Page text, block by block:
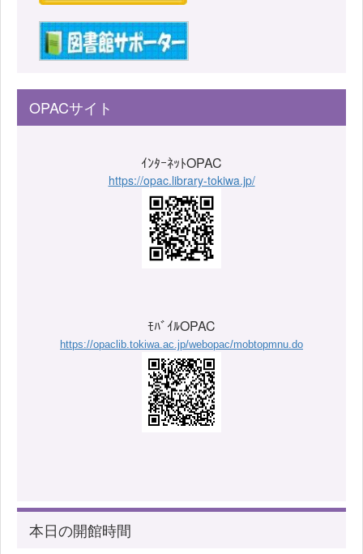
OPACサイト
ｲﾝﾀｰﾈｯﾄOPAC
https://opac.library-tokiwa.jp/
ﾓﾊﾞｲﾙOPAC
https://opaclib.tokiwa.ac.jp/webopac/mobtopmnu.do
本日の開館時間